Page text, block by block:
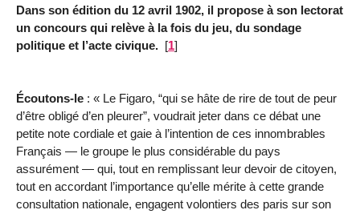
Dans son édition du 12 avril 1902, il propose à son lectorat
un concours qui relève à la fois du jeu, du sondage
politique et l’acte civique. [1]
Écoutons-le : « Le Figaro, “qui se hâte de rire de tout de peur
d’être obligé d’en pleurer”, voudrait jeter dans ce débat une
petite note cordiale et gaie à l’intention de ces innombrables
Français — le groupe le plus considérable du pays
assurément — qui, tout en remplissant leur devoir de citoyen,
tout en accordant l’importance qu’elle mérite à cette grande
consultation nationale, engagent volontiers des paris sur son